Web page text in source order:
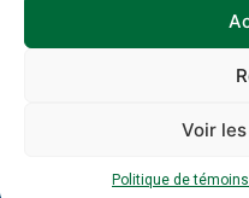
Voir
Politique de témoins
Inscrivez-vous
Prénom